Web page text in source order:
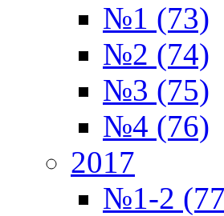
№1 (73)
№2 (74)
№3 (75)
№4 (76)
2017
№1-2